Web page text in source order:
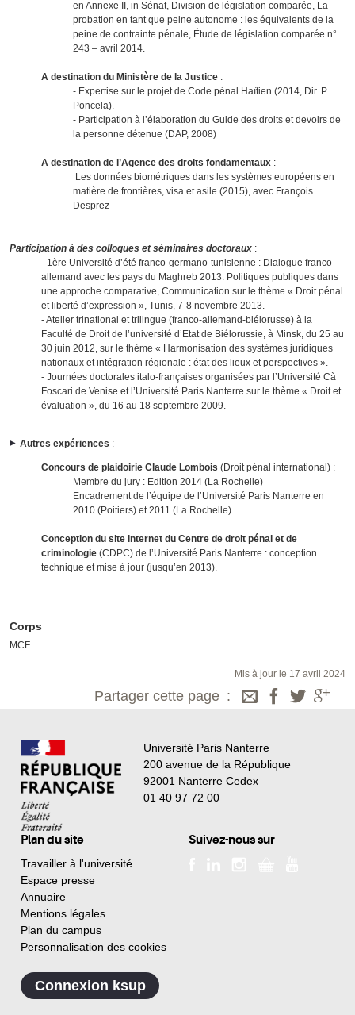
en Annexe II, in Sénat, Division de législation comparée, La
probation en tant que peine autonome : les équivalents de la
peine de contrainte pénale, Étude de législation comparée n°
243 – avril 2014.
A destination du Ministère de la Justice :
- Expertise sur le projet de Code pénal Haïtien (2014, Dir. P.
Poncela).
- Participation à l’élaboration du Guide des droits et devoirs de
la personne détenue (DAP, 2008)
A destination de l’Agence des droits fondamentaux :
Les données biométriques dans les systèmes européens en
matière de frontières, visa et asile (2015), avec François
Desprez
Participation à des colloques et séminaires doctoraux :
- 1ère Université d’été franco-germano-tunisienne : Dialogue franco-
allemand avec les pays du Maghreb 2013. Politiques publiques dans
une approche comparative, Communication sur le thème « Droit pénal
et liberté d’expression », Tunis, 7-8 novembre 2013.
- Atelier trinational et trilingue (franco-allemand-biélorusse) à la
Faculté de Droit de l’université d’Etat de Biélorussie, à Minsk, du 25 au
30 juin 2012, sur le thème « Harmonisation des systèmes juridiques
nationaux et intégration régionale : état des lieux et perspectives ».
- Journées doctorales italo-françaises organisées par l’Université Cà
Foscari de Venise et l’Université Paris Nanterre sur le thème « Droit et
évaluation », du 16 au 18 septembre 2009.
Autres expériences :
Concours de plaidoirie Claude Lombois (Droit pénal international) :
Membre du jury : Edition 2014 (La Rochelle)
Encadrement de l’équipe de l’Université Paris Nanterre en
2010 (Poitiers) et 2011 (La Rochelle).
Conception du site internet du Centre de droit pénal et de
criminologie (CDPC) de l’Université Paris Nanterre : conception
technique et mise à jour (jusqu’en 2013).
Corps
MCF
Mis à jour le 17 avril 2024
Partager cette page
Université Paris Nanterre
200 avenue de la République
92001 Nanterre Cedex
01 40 97 72 00
Plan du site
Travailler à l'université
Espace presse
Annuaire
Mentions légales
Plan du campus
Personnalisation des cookies
Suivez-nous sur
Connexion ksup